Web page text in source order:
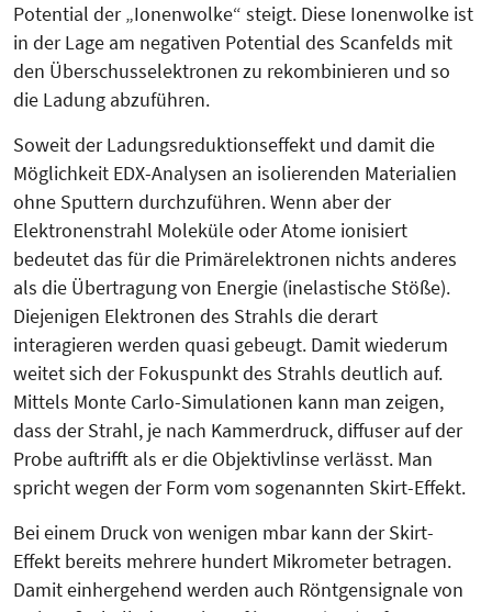
Potential der „Ionenwolke“ steigt. Diese Ionenwolke ist
in der Lage am negativen Potential des Scanfelds mit
den Überschusselektronen zu rekombinieren und so
die Ladung abzuführen.
Soweit der Ladungsreduktionseffekt und damit die
Möglichkeit EDX-Analysen an isolierenden Materialien
ohne Sputtern durchzuführen. Wenn aber der
Elektronenstrahl Moleküle oder Atome ionisiert
bedeutet das für die Primärelektronen nichts anderes
als die Übertragung von Energie (inelastische Stöße).
Diejenigen Elektronen des Strahls die derart
interagieren werden quasi gebeugt. Damit wiederum
weitet sich der Fokuspunkt des Strahls deutlich auf.
Mittels Monte Carlo-Simulationen kann man zeigen,
dass der Strahl, je nach Kammerdruck, diffuser auf der
Probe auftrifft als er die Objektivlinse verlässt. Man
spricht wegen der Form vom sogenannten Skirt-Effekt.
Bei einem Druck von wenigen mbar kann der Skirt-
Effekt bereits mehrere hundert Mikrometer betragen.
Damit einhergehend werden auch Röntgensignale von